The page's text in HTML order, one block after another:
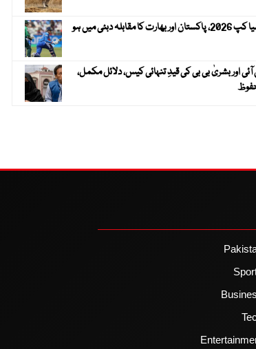
ویمنز ایشیا کپ 2026، پاکستان اور بھارت کا مقابلہ دبئی میں ہو
آئی اور بشریٰ بی بی کی قیدِ تنہائی کیس، دلائل مکمل،